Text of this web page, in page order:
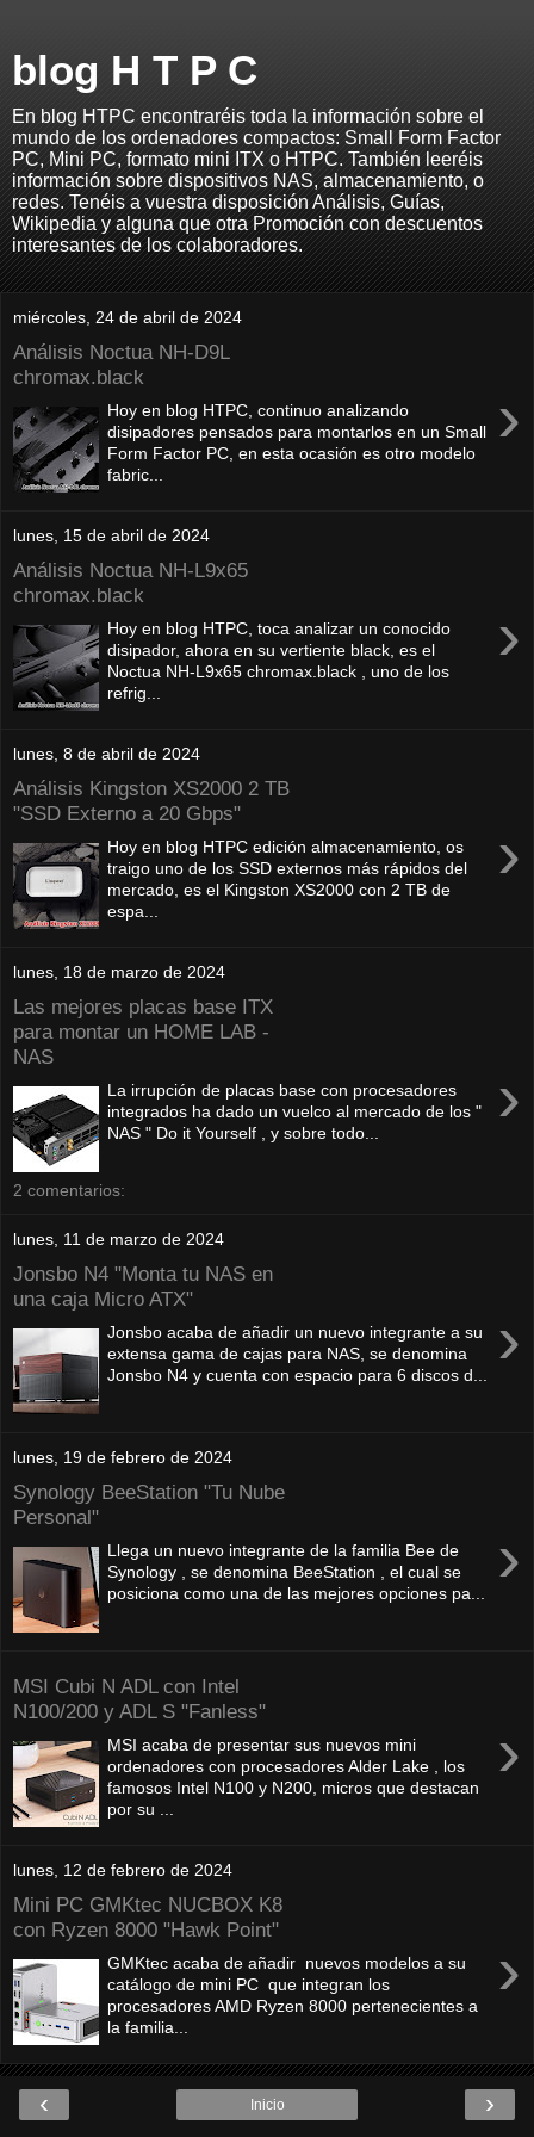
blog H T P C
En blog HTPC encontraréis toda la información sobre el
mundo de los ordenadores compactos: Small Form Factor
PC, Mini PC, formato mini ITX o HTPC. También leeréis
información sobre dispositivos NAS, almacenamiento, o
redes. Tenéis a vuestra disposición Análisis, Guías,
Wikipedia y alguna que otra Promoción con descuentos
interesantes de los colaboradores.
miércoles, 24 de abril de 2024
Análisis Noctua NH-D9L
chromax.black
›
Hoy en blog HTPC, continuo analizando
disipadores pensados para montarlos en un Small
Form Factor PC, en esta ocasión es otro modelo
fabric...
lunes, 15 de abril de 2024
Análisis Noctua NH-L9x65
chromax.black
›
Hoy en blog HTPC, toca analizar un conocido
disipador, ahora en su vertiente black, es el
Noctua NH-L9x65 chromax.black , uno de los
refrig...
lunes, 8 de abril de 2024
Análisis Kingston XS2000 2 TB
"SSD Externo a 20 Gbps"
›
Hoy en blog HTPC edición almacenamiento, os
traigo uno de los SSD externos más rápidos del
mercado, es el Kingston XS2000 con 2 TB de
espa...
lunes, 18 de marzo de 2024
Las mejores placas base ITX
para montar un HOME LAB -
NAS
›
La irrupción de placas base con procesadores
integrados ha dado un vuelco al mercado de los "
NAS " Do it Yourself , y sobre todo...
2 comentarios:
lunes, 11 de marzo de 2024
Jonsbo N4 "Monta tu NAS en
una caja Micro ATX"
›
Jonsbo acaba de añadir un nuevo integrante a su
extensa gama de cajas para NAS, se denomina
Jonsbo N4 y cuenta con espacio para 6 discos d...
lunes, 19 de febrero de 2024
Synology BeeStation "Tu Nube
Personal"
›
Llega un nuevo integrante de la familia Bee de
Synology , se denomina BeeStation , el cual se
posiciona como una de las mejores opciones pa...
MSI Cubi N ADL con Intel
N100/200 y ADL S "Fanless"
›
MSI acaba de presentar sus nuevos mini
ordenadores con procesadores Alder Lake , los
famosos Intel N100 y N200, micros que destacan
por su ...
lunes, 12 de febrero de 2024
Mini PC GMKtec NUCBOX K8
con Ryzen 8000 "Hawk Point"
›
GMKtec acaba de añadir nuevos modelos a su
catálogo de mini PC que integran los
procesadores AMD Ryzen 8000 pertenecientes a
la familia...
‹ ›
Inicio